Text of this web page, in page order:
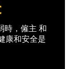
時，僱主 和
康和安全是